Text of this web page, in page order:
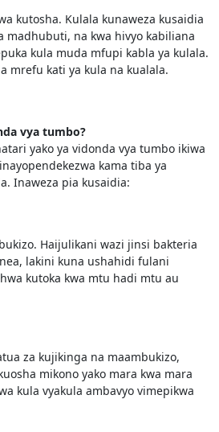
kutosha. Kulala kunaweza kusaidia
madhubuti, na kwa hivyo kabiliana
kula muda mfupi kabla ya kulala.
mrefu kati ya kula na kualala.
vya tumbo?
yako ya vidonda vya tumbo ikiwa
kama tiba ya
Inaweza pia kusaidia:
Haijulikani wazi jinsi bakteria
lakini kuna ushahidi fulani
kutoka kwa mtu hadi mtu au
za kujikinga na maambukizo,
mikono yako mara kwa mara
kula vyakula ambavyo vimepikwa